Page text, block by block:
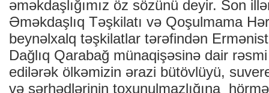
əməkdaşlığımız öz sözünü deyir. Son
Əməkdaşlıq Təşkilatı və Qoşulmama
beynəlxalq təşkilatlar tərəfindən
Dağlıq Qarabağ münaqişəsinə dair
edilərək ölkəmizin ərazi bütövlüyü,
və sərhədlərinin toxunulmazlığına